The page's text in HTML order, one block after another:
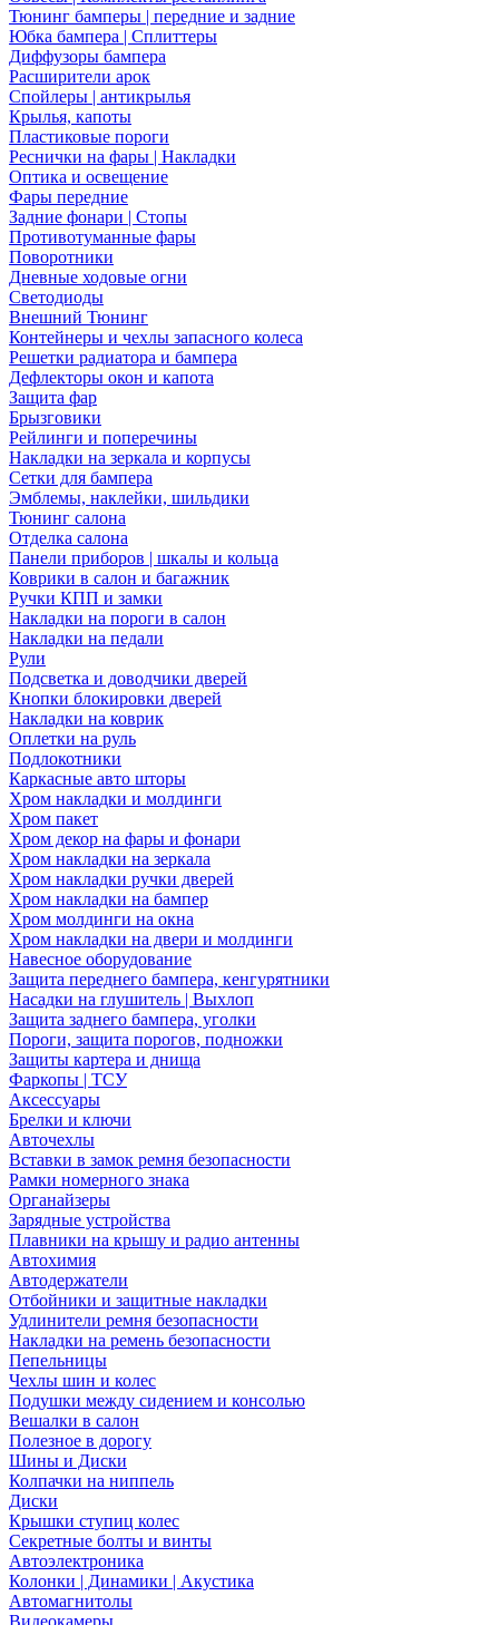
Тюнинг бамперы | передние и задние
Юбка бампера | Сплиттеры
Диффузоры бампера
Расширители арок
Спойлеры | антикрылья
Крылья, капоты
Пластиковые пороги
Реснички на фары | Накладки
Оптика и освещение
Фары передние
Задние фонари | Стопы
Противотуманные фары
Поворотники
Дневные ходовые огни
Светодиоды
Внешний Тюнинг
Контейнеры и чехлы запасного колеса
Решетки радиатора и бампера
Дефлекторы окон и капота
Защита фар
Брызговики
Рейлинги и поперечины
Накладки на зеркала и корпусы
Сетки для бампера
Эмблемы, наклейки, шильдики
Тюнинг салона
Отделка салона
Панели приборов | шкалы и кольца
Коврики в салон и багажник
Ручки КПП и замки
Накладки на пороги в салон
Накладки на педали
Рули
Подсветка и доводчики дверей
Кнопки блокировки дверей
Накладки на коврик
Оплетки на руль
Подлокотники
Каркасные авто шторы
Хром накладки и молдинги
Хром пакет
Хром декор на фары и фонари
Хром накладки на зеркала
Хром накладки ручки дверей
Хром накладки на бампер
Хром молдинги на окна
Хром накладки на двери и молдинги
Навесное оборудование
Защита переднего бампера, кенгурятники
Насадки на глушитель | Выхлоп
Защита заднего бампера, уголки
Пороги, защита порогов, подножки
Защиты картера и днища
Фаркопы | ТСУ
Аксессуары
Брелки и ключи
Авточехлы
Вставки в замок ремня безопасности
Рамки номерного знака
Органайзеры
Зарядные устройства
Плавники на крышу и радио антенны
Автохимия
Автодержатели
Отбойники и защитные накладки
Удлинители ремня безопасности
Накладки на ремень безопасности
Пепельницы
Чехлы шин и колес
Подушки между сидением и консолью
Вешалки в салон
Полезное в дорогу
Шины и Диски
Колпачки на ниппель
Диски
Крышки ступиц колес
Секретные болты и винты
Автоэлектроника
Колонки | Динамики | Акустика
Автомагнитолы
Видеокамеры